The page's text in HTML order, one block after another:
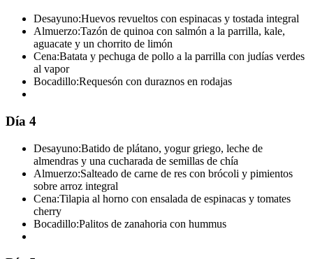
Desayuno:Huevos revueltos con espinacas y tostada integral
Almuerzo:Tazón de quinoa con salmón a la parrilla, kale,
aguacate y un chorrito de limón
Cena:Batata y pechuga de pollo a la parrilla con judías verdes
al vapor
Bocadillo:Requesón con duraznos en rodajas
Día 4
Desayuno:Batido de plátano, yogur griego, leche de
almendras y una cucharada de semillas de chía
Almuerzo:Salteado de carne de res con brócoli y pimientos
sobre arroz integral
Cena:Tilapia al horno con ensalada de espinacas y tomates
cherry
Bocadillo:Palitos de zanahoria con hummus